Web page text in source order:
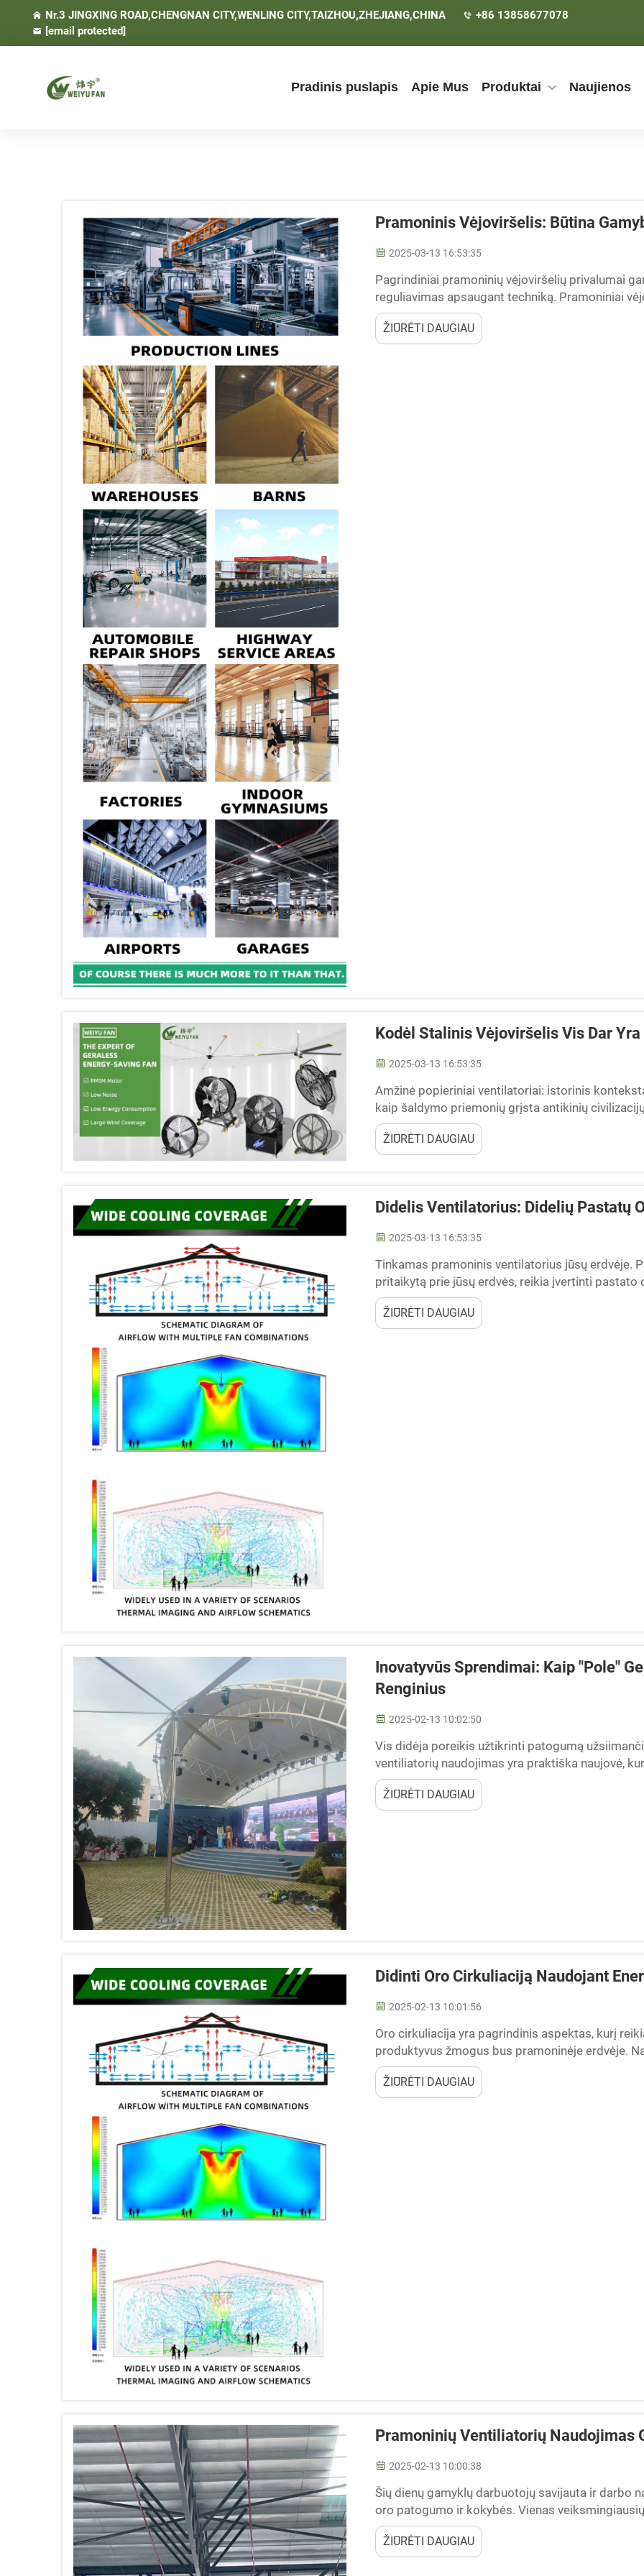
Nr.3 JINGXING ROAD,CHENGNAN CITY,WENLING CITY,TAIZHOU,ZHEJIANG,CHINA
+86 13858677078
[email protected]
Pradinis puslapis Apie Mus Produktai Naujienos
Pramoninis Vėjoviršelis: Būtina
2025-03-13 16:53:35
Pagrindiniai pramoninių vėjoviršelių privalumai
reguliavimas apsaugant techniką. Pramoniniai
gamybos objektuose, užtikrinant, kad technika
ŽIŪRĖTI DAUGIAU
Kodėl Stalinis Vėjoviršelis Vis Dar
2025-03-13 16:53:35
Amžinė popieriniai ventilatoriai: istorinis
kaip šaldymo priemonių grįsta antikinių
buvo būtini. Stalčio ventiliatoriai ypač gana...
ŽIŪRĖTI DAUGIAU
Didelis Ventilatorius: Didelių Pastatų
2025-03-13 16:53:35
Tinkamas pramoninis ventilatorius jūsų erdvėje.
pritaikytą prie jūsų erdvės, reikia įvertinti
srauto reikalavimus pagal ASHRAE standartus.
ŽIŪRĖTI DAUGIAU
Inovatyvūs Sprendimai: Kaip "Pole"
Renginius
2025-02-13 10:02:50
Vis didėja poreikis užtikrinti patogumą
ventiliatorių naudojimas yra praktiška naujovė,
pasirengę ir gali palengvinti stulpų gamybą, kuri
ŽIŪRĖTI DAUGIAU
Didinti Oro Cirkuliaciją Naudojant
2025-02-13 10:01:56
Oro cirkuliacija yra pagrindinis aspektas, kurį
produktyvus žmogus bus pramoninėje erdvėje.
ventiliatorius, įmonės pasieks šį tikslą, tuo pačiu
ŽIŪRĖTI DAUGIAU
Pramoninių Ventiliatorių Naudojimas
2025-02-13 10:00:38
Šių dienų gamyklų darbuotojų savijauta ir darbo
oro patogumo ir kokybės. Vienas
ventiliatorių naudojimas. Šie įrenginiai ne tik...
ŽIŪRĖTI DAUGIAU